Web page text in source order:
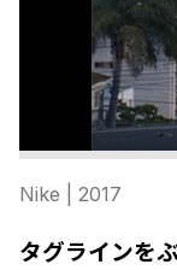
Nike | 2017
タグラインを